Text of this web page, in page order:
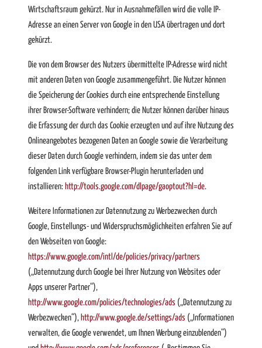
Wirtschaftsraum gekürzt. Nur in Ausnahmefällen wird die volle IP-
Adresse an einen Server von Google in den USA übertragen und dort
gekürzt.
Die von dem Browser des Nutzers übermittelte IP-Adresse wird nicht
mit anderen Daten von Google zusammengeführt. Die Nutzer können
die Speicherung der Cookies durch eine entsprechende Einstellung
ihrer Browser-Software verhindern; die Nutzer können darüber hinaus
die Erfassung der durch das Cookie erzeugten und auf ihre Nutzung des
Onlineangebotes bezogenen Daten an Google sowie die Verarbeitung
dieser Daten durch Google verhindern, indem sie das unter dem
folgenden Link verfügbare Browser-Plugin herunterladen und
installieren: http://tools.google.com/dlpage/gaoptout?hl=de.
Weitere Informationen zur Datennutzung zu Werbezwecken durch
Google, Einstellungs- und Widerspruchsmöglichkeiten erfahren Sie auf
den Webseiten von Google:
https://www.google.com/intl/de/policies/privacy/partners
(„Datennutzung durch Google bei Ihrer Nutzung von Websites oder
Apps unserer Partner“),
http://www.google.com/policies/technologies/ads („Datennutzung zu
Werbezwecken“), http://www.google.de/settings/ads („Informationen
verwalten, die Google verwendet, um Ihnen Werbung einzublenden“)